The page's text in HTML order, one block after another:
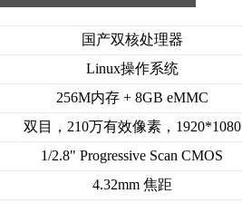
国产双核处理器
Linux操作系统
256M内存 + 8GB eMMC
双目，210万有效像素，1920*1080
1/2.8" Progressive Scan CMOS
4.32mm 焦距